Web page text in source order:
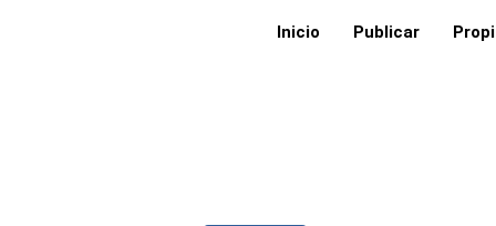
Inicio Publicar